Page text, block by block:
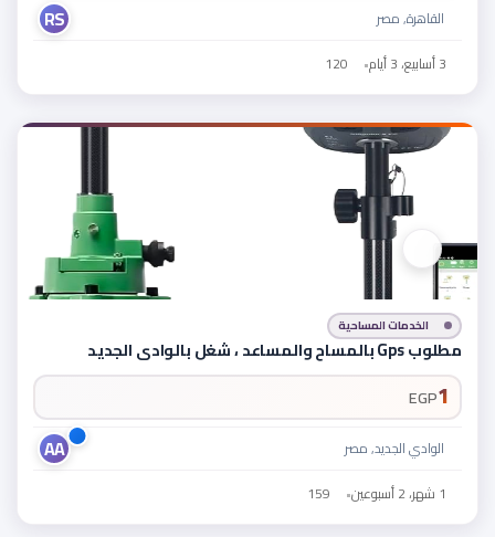
القاهرة, مصر RS
3 أسابيع، 3 أيام •
120
الخدمات المساحية
مطلوب Gps بالمساح والمساعد ، شغل بالوادى الجديد
1
EGP
الوادي الجديد, مصر AA
1 شهر، 2 أسبوعين •
159